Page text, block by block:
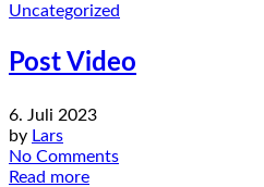
Uncategorized
Post Video
6. Juli 2023
by Lars
No Comments
Read more